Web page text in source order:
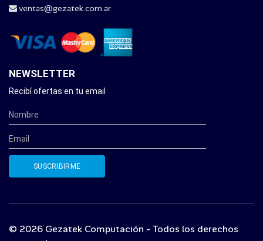
ventas@gezatek.com.ar
NEWSLETTER
Recibí ofertas en tu email
© 2026 Gezatek Computación - Todos los derechos